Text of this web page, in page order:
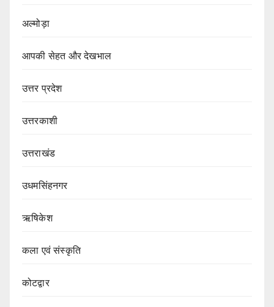
अल्मोड़ा
आपकी सेहत और देखभाल
उत्तर प्रदेश
उत्तरकाशी
उत्तराखंड
उधमसिंहनगर
ऋषिकेश
कला एवं संस्कृति
कोटद्वार